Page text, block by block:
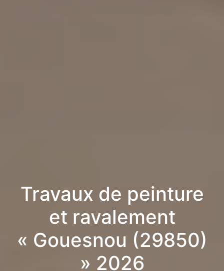
Travaux de peinture
et ravalement
« Gouesnou (29850)
» 2026